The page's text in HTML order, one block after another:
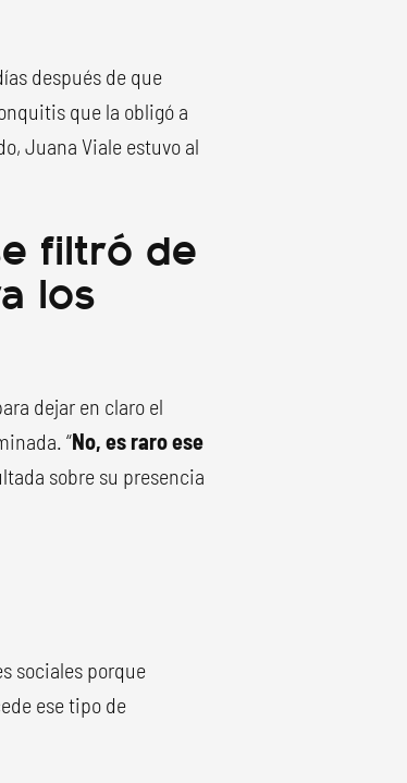
después de que
que la obligó a
Juana Viale estuvo al
filtró de
los
dejar en claro el
“No, es raro ese
sobre su presencia
sociales porque
ese tipo de